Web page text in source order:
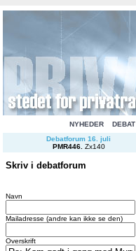
NYHEDER DEBAT
Debatforum 16. juli
PMR446. Zx140
Skriv i debatforum
Navn
Mailadresse (andre kan ikke se den)
Overskrift